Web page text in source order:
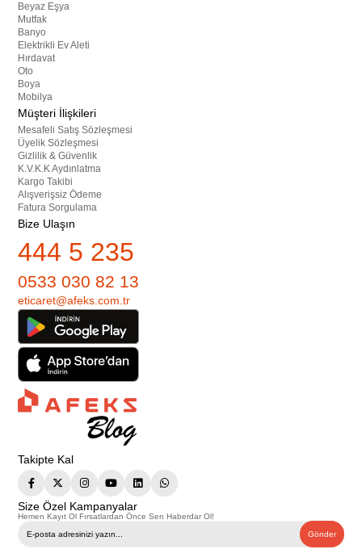
Beyaz Eşya
Mutfak
Banyo
Elektrikli Ev Aleti
Hırdavat
Oto
Boya
Mobilya
Müşteri İlişkileri
Mesafeli Satış Sözleşmesi
Üyelik Sözleşmesi
Gizlilik & Güvenlik
K.V.K.K Aydınlatma
Kargo Takibi
Alışverişsiz Ödeme
Fatura Sorgulama
Bize Ulaşın
444 5 235
0533 030 82 13
eticaret@afeks.com.tr
Takipte Kal
Size Özel Kampanyalar
Hemen Kayıt Ol Fırsatlardan Önce Sen Haberdar Ol!
Gönder